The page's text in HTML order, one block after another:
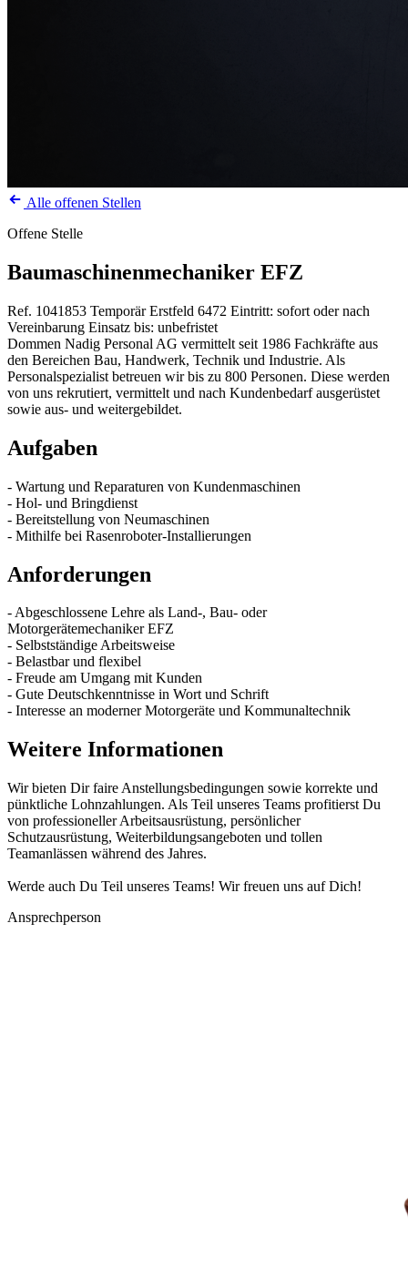
Alle offenen Stellen
Offene Stelle
Baumaschinenmechaniker EFZ
Ref. 1041853 Temporär Erstfeld 6472 Eintritt: sofort oder nach
Vereinbarung Einsatz bis: unbefristet
Dommen Nadig Personal AG vermittelt seit 1986 Fachkräfte aus
den Bereichen Bau, Handwerk, Technik und Industrie. Als
Personalspezialist betreuen wir bis zu 800 Personen. Diese werden
von uns rekrutiert, vermittelt und nach Kundenbedarf ausgerüstet
sowie aus- und weitergebildet.
Aufgaben
- Wartung und Reparaturen von Kundenmaschinen
- Hol- und Bringdienst
- Bereitstellung von Neumaschinen
- Mithilfe bei Rasenroboter-Installierungen
Anforderungen
- Abgeschlossene Lehre als Land-, Bau- oder
Motorgerätemechaniker EFZ
- Selbstständige Arbeitsweise
- Belastbar und flexibel
- Freude am Umgang mit Kunden
- Gute Deutschkenntnisse in Wort und Schrift
- Interesse an moderner Motorgeräte und Kommunaltechnik
Weitere Informationen
Wir bieten Dir faire Anstellungsbedingungen sowie korrekte und
pünktliche Lohnzahlungen. Als Teil unseres Teams profitierst Du
von professioneller Arbeitsausrüstung, persönlicher
Schutzausrüstung, Weiterbildungsangeboten und tollen
Teamanlässen während des Jahres.
Werde auch Du Teil unseres Teams! Wir freuen uns auf Dich!
Ansprechperson